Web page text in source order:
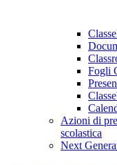
Fogli
Azioni di
scolastica
Next